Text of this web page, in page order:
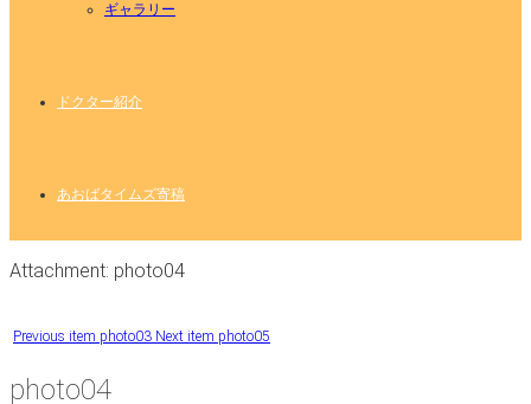
ギャラリー
ドクター紹介
あおばタイムズ寄稿
Attachment: photo04
Previous item photo03 Next item photo05
photo04